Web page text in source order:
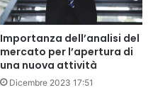
Importanza dell’analisi del
mercato per l’apertura di
una nuova attività
Dicembre 2023 17:51